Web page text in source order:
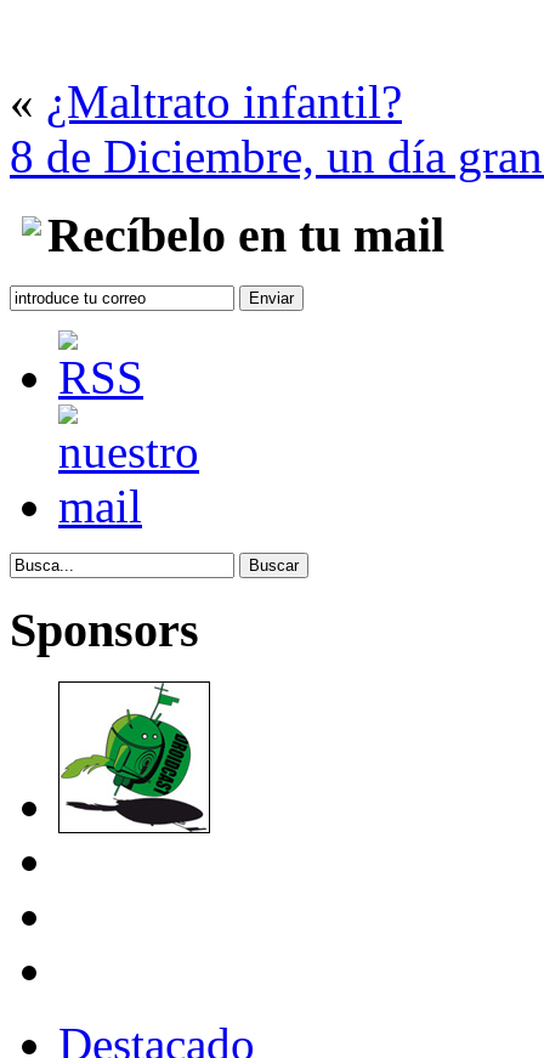
« ¿Maltrato infantil?
8 de Diciembre, un día
Recíbelo en tu mail
Sponsors
Destacado